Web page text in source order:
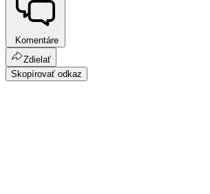
Komentáre
Zdielať
Skopírovať odkaz